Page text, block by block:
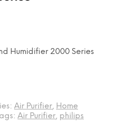
Humidifier 2000 Series
Air Purifier, Home
Air Purifier, philips